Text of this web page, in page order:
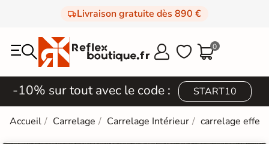
Livraison gratuite dès 890 €
  0
-10% sur tout avec le code : START10
Accueil Carrelage Carrelage Intérieur carrelage effet